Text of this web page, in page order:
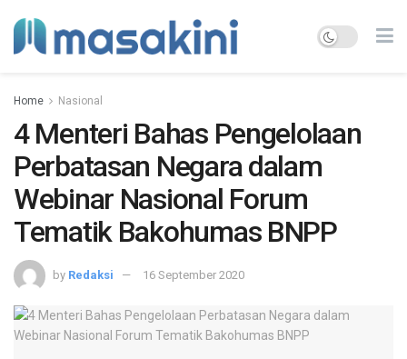
Home Nasional
4 Menteri Bahas Pengelolaan
Perbatasan Negara dalam
Webinar Nasional Forum
Tematik Bakohumas BNPP
by Redaksi 16 September 2020